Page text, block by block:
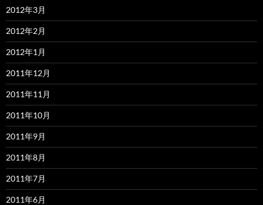
2012年3月
2012年2月
2012年1月
2011年12月
2011年11月
2011年10月
2011年9月
2011年8月
2011年7月
2011年6月